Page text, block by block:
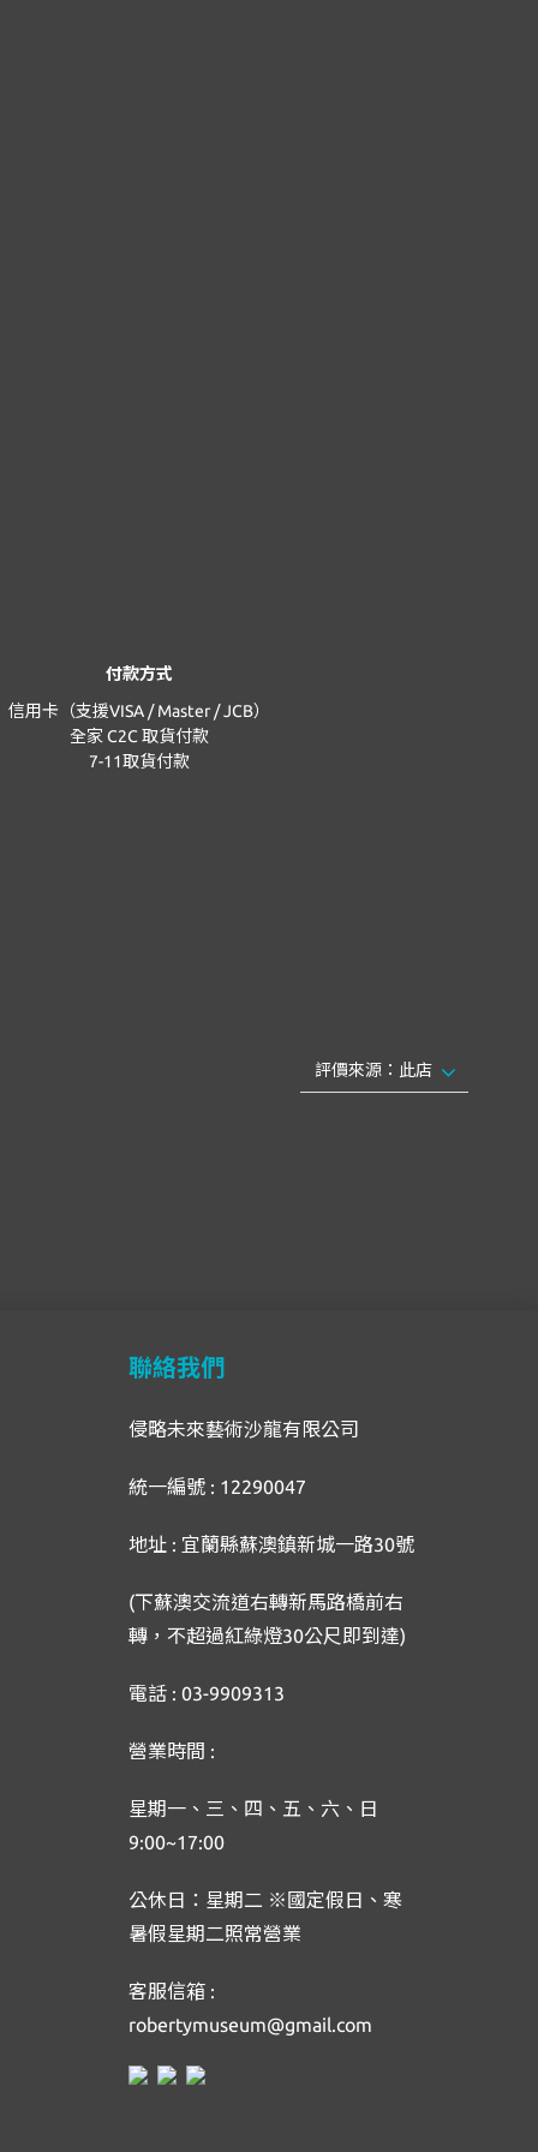
付款方式
信用卡（支援VISA / Master / JCB）
全家 C2C 取貨付款
7-11取貨付款
聯絡我們
侵略未來藝術沙龍有限公司
統一編號 : 12290047
地址 : 宜蘭縣蘇澳鎮新城一路30號
(下蘇澳交流道右轉新馬路橋前右
轉，不超過紅綠燈30公尺即到達)
電話 : 03-9909313
營業時間 :
星期一、三、四、五、六、日
9:00~17:00
公休日：星期二 ※國定假日、寒
暑假星期二照常營業
客服信箱 :
robertymuseum@gmail.com